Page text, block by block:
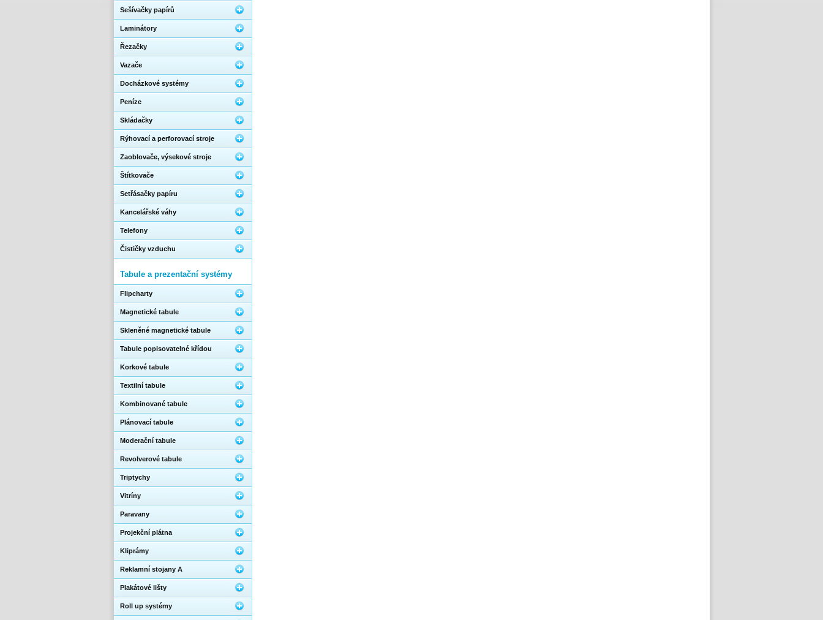
Sešívačky papírů
Laminátory
Řezačky
Vazače
Docházkové systémy
Peníze
Skládačky
Rýhovací a perforovací stroje
Zaoblovače, výsekové stroje
Štítkovače
Setřásačky papíru
Kancelářské váhy
Telefony
Čističky vzduchu
Tabule a prezentační systémy
Flipcharty
Magnetické tabule
Skleněné magnetické tabule
Tabule popisovatelné křídou
Korkové tabule
Textilní tabule
Kombinované tabule
Plánovací tabule
Moderační tabule
Revolverové tabule
Triptychy
Vitríny
Paravany
Projekční plátna
Kliprámy
Reklamní stojany A
Plakátové lišty
Roll up systémy